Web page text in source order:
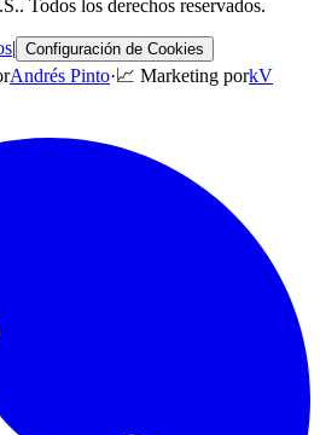
. Todos los derechos reservados.
| Configuración de Cookies
Andrés Pinto·📈 Marketing porkV